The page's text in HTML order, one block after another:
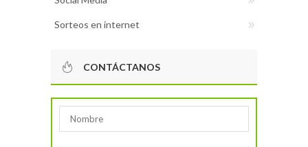
Sorteos en internet
CONTÁCTANOS